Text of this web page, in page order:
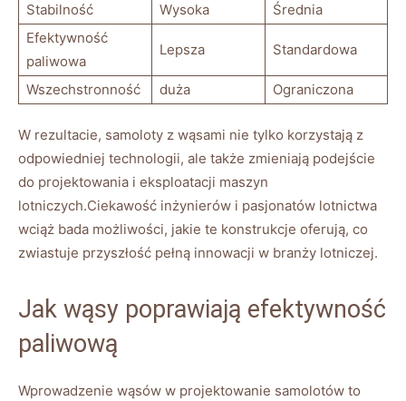
Stabilność
Wysoka
Średnia
Efektywność
paliwowa
Lepsza Standardowa
Wszechstronność duża Ograniczona
W rezultacie, samoloty z wąsami nie tylko korzystają z
odpowiedniej technologii, ale także⁤ zmieniają podejście
do projektowania i eksploatacji maszyn
lotniczych.Ciekawość inżynierów‌ i ‌pasjonatów lotnictwa
wciąż bada możliwości, jakie te‌ konstrukcje oferują, co
zwiastuje przyszłość pełną innowacji w branży lotniczej.
Jak​ wąsy poprawiają efektywność
paliwową
Wprowadzenie wąsów w​ projektowanie samolotów to